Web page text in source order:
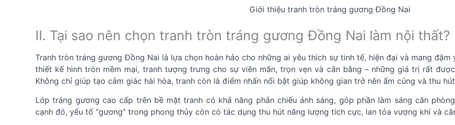
Giới thiệu tranh tròn tráng gương Đồng Nai
II. Tại sao nên chọn tranh tròn tráng gương Đồng Nai làm nội thất?
Tranh tròn tráng gương Đồng Nai là lựa chọn hoàn hảo cho những ai yêu thích sự tinh tế, hiện đại và mang
thiết kế hình tròn mềm mại, tranh tượng trưng cho sự viên mãn, trọn vẹn và cân bằng – những giá trị rất
Không chỉ giúp tạo cảm giác hài hòa, tranh còn là điểm nhấn nổi bật giúp không gian trở nên ấm cúng và thu
Lớp tráng gương cao cấp trên bề mặt tranh có khả năng phản chiếu ánh sáng, góp phần làm sáng căn
cạnh đó, yếu tố “gương” trong phong thủy còn có tác dụng thu hút năng lượng tích cực, lan tỏa vượng khí và